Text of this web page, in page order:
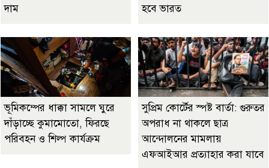
দাম
হবে ভারত
ভূমিকম্পের ধাক্কা সামলে ঘুরে
দাঁড়াচ্ছে কুমামোতো, ফিরছে
পরিবহন ও শিল্প কার্যক্রম
সুপ্রিম কোর্টের স্পষ্ট বার্তা: গুরুতর
অপরাধ না থাকলে ছাত্র
আন্দোলনের মামলায়
এফআইআর প্রত্যাহার করা যাবে